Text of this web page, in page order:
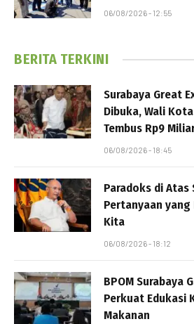
06/08/2026 - 12:55
BERITA TERKINI
Surabaya Great
Dibuka, Wali
Tembus Rp9
06/08/2026 - 18:45
Paradoks di Atas
Pertanyaan
Kita
06/08/2026 - 18:12
BPOM Surabaya
Perkuat Edukasi
Makanan